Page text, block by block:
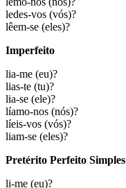
ledes-vos (vós)?
lêem-se (eles)?
Imperfeito
lia-me (eu)?
lias-te (tu)?
lia-se (ele)?
líamo-nos (nós)?
líeis-vos (vós)?
liam-se (eles)?
Pretérito Perfeito Simples
li-me (eu)?